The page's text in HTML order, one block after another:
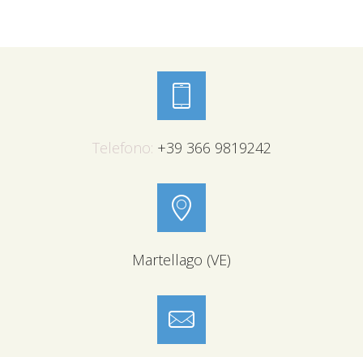
Telefono: +39 366 9819242
Martellago (VE)